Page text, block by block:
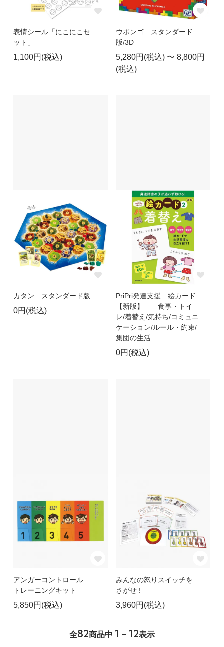
表情シール「にこにこセ
ット」
1,100円(税込)
ウボンゴ スタンダード
版/3D
5,280円(税込) 〜 8,800円
(税込)
カタン スタンダード版
0円(税込)
PriPri発達支援 絵カード
【新版】 食事・トイ
レ/着替え/気持ち/コミュニ
ケーション/ルール・約束/
集団の生活
0円(税込)
アンガーコントロール
トレーニングキット
5,850円(税込)
みんなの怒りスイッチを
さがせ !
3,960円(税込)
全82商品中 1 - 12表示